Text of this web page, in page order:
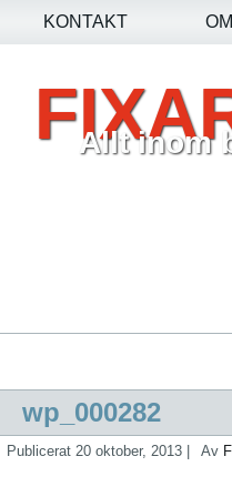
KONTAKT
Allt inom
wp_000282
Publicerat 20 oktober, 2013 Av